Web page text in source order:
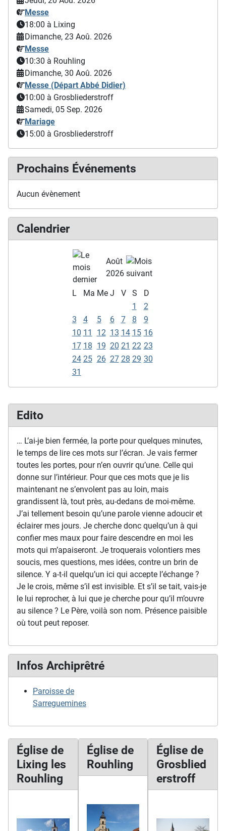
Edito
… L’ai-je bien fermée, la porte pour quelques minutes,
le temps de lire ces mots sur l’écran. Je vais fermer
toutes les portes, pour n’en ouvrir qu’une. Celle qui
donne sur l’intérieur. Pour que ces mots que je lis
maintenant ne s’envolent pas au loin, mais
grandissent là, tout près, au-dedans de moi-même.
J’ai tellement besoin qu’une parole vienne adoucir et
éclairer mes jours. Je cherche donc quelqu’un à qui
confier mes maux pour faire descendre en moi les
mots qui m’apaiseront. Je troquerais volontiers mes
soucis, mes questions, mes idées, contre un brin de
silence. Y a-t-il quelqu’un ici qui accepte l’échange ?
Je le crois, même s’il est invisible. Et s’il se tait, vais-je
le lui reprocher, à lui que je cherche pour qu’il m’ouvre
au silence ? Le Père, voilà son nom. Présence paisible
où tout peut reposer.
Infos Archiprêtré
Paroisse de
Sarreguemines
Messe
18:00 à Lixing
Dimanche, 23 Aoû. 2026
Messe
10:30 à Rouhling
Dimanche, 30 Aoû. 2026
Messe (Départ Abbé Didier)
10:00 à Grosbliederstroff
Samedi, 05 Sep. 2026
Mariage
15:00 à Grosbliederstroff
Prochains Événements
Aucun évènement
Calendrier
Août
2026
L Ma Me J V S
D
1
2
3
4 5 6 7 8
9
10 11 12 13 14 15 16
17 18 19 20 21 22 23
24 25 26 27 28 29 30
31
Église de
Lixing les
Rouhling
Église de
Rouhling
Église de
Grosblied
erstroff